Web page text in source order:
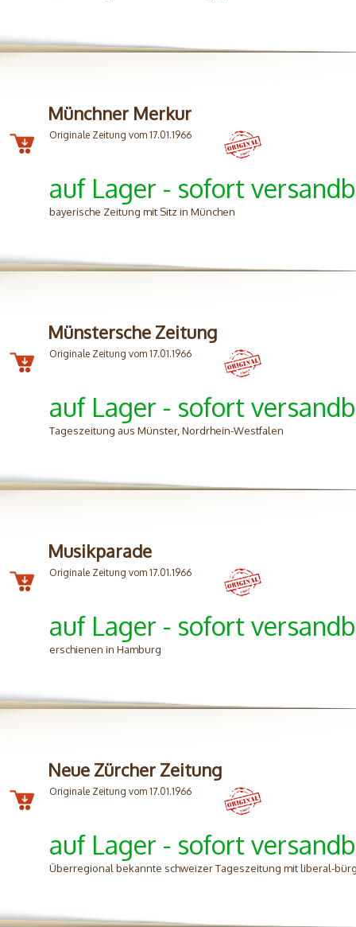
Münchner Merkur
Originale Zeitung vom 17.01.1966
auf Lager - sofort
bayerische Zeitung mit Sitz in München
Münstersche Zeitung
Originale Zeitung vom 17.01.1966
auf Lager - sofort
Tageszeitung aus Münster, Nordrhein-Westfalen
Musikparade
Originale Zeitung vom 17.01.1966
auf Lager - sofort
erschienen in Hamburg
Neue Zürcher Zeitung
Originale Zeitung vom 17.01.1966
auf Lager - sofort
Überregional bekannte schweizer Tageszeitung mit liberal-